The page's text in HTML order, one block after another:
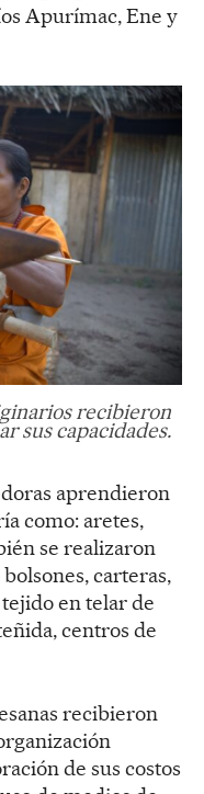
Apurímac, Ene y
recibieron
sus capacidades.
aprendieron
como: aretes,
se realizaron
carteras,
en telar de
centros de
recibieron
de sus costos